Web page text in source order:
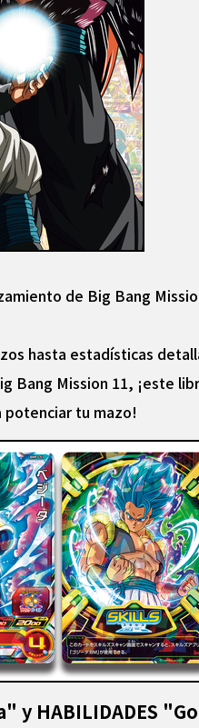
de Big Bang
hasta estadísticas
Bang Mission 11, ¡este
potenciar tu mazo!
HABILIDADES